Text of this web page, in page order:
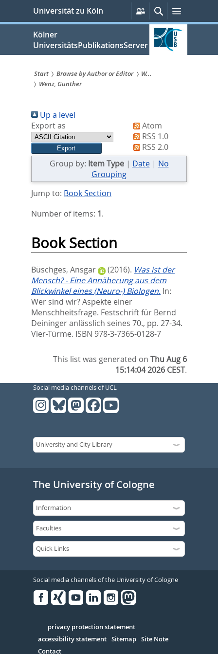
springen
Universität zu Köln
Persönliche
Services
SucheMenü
Kölner
UniversitätsPublikationsServer
Sie
sind
hier:
Start Browse by Author or Editor
W...
Wenz, Gunther
Up a level
Export as
Atom
RSS 1.0
RSS 2.0
Group by: Item Type| Date| No
Grouping
Jump to: Book Section
Number of items: 1.
Book Section
Büschges, Ansgar (2016). Was ist der
Mensch? - Eine Annäherung aus dem
Blickwinkel eines (Neuro-) Biologen. In:
Wer sind wir? Aspekte einer
Menschheitsfrage. Festschrift für Bernd
Deininger anlässlich seines 70., pp. 27-34.
Vier-Türme. ISBN 978-3-7365-0128-7
This list was generated onThu Aug 6
15:14:04 2026 CEST.
Social media channels of UCL
The University of Cologne
Social media channels of the University of Cologne
Serivce
privacy protection statement
accessibility statement Sitemap Site Note
Contact